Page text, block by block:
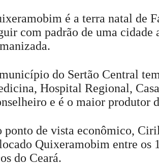
é a terra natal de
com padrão de uma cidade
do Sertão Central
Hospital Regional,
e é o maior produtor
ponto de vista econômico,
Quixeramobim entre os
do Ceará.